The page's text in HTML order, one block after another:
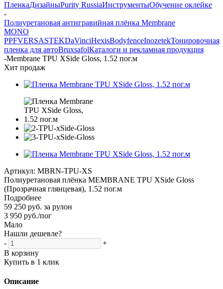
ПленкаДизайныPurity RussiaИнструментыОбучение оклейке
-
Полиуретановая антигравийная плёнка Membrane
MONO
PPFVERSASTEKDaVinciHexisBodyfenceInozetekТонировочная
пленка для автоBruxsafolКаталоги и рекламная продукция
-Membrane TPU XSide Gloss, 1.52 пог.м
Хит продаж
Артикул: MBRN-TPU-XS
Полиуретановая плёнка MEMBRANE TPU XSide Gloss
(Прозрачная глянцевая), 1.52 пог.м
Подробнее
59 250 руб. за рулон
3 950 руб./пог
Мало
Нашли дешевле?
-
+
В корзину
Купить в 1 клик
Описание